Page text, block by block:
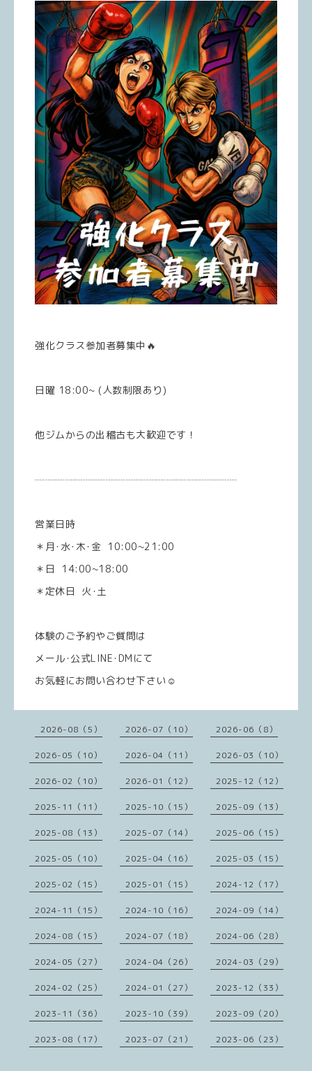
強化クラス参加者募集中🔥
日曜 18:00~ (人数制限あり)
他ジムからの出稽古も大歓迎です！
┈┈┈┈┈┈┈┈┈┈┈┈┈┈┈┈┈┈┈┈
営業日時
＊月･水･木･金 10:00~21:00
＊日 14:00~18:00
＊定休日 火･土
体験のご予約やご質問は
メール･公式LINE･DMにて
お気軽にお問い合わせ下さい☺️
2026-08（5） 2026-07（10） 2026-06（8）
2026-05（10） 2026-04（11） 2026-03（10）
2026-02（10） 2026-01（12） 2025-12（12）
2025-11（11） 2025-10（15） 2025-09（13）
2025-08（13） 2025-07（14） 2025-06（15）
2025-05（10） 2025-04（16） 2025-03（15）
2025-02（15） 2025-01（15） 2024-12（17）
2024-11（15） 2024-10（16） 2024-09（14）
2024-08（15） 2024-07（18） 2024-06（28）
2024-05（27） 2024-04（26） 2024-03（29）
2024-02（25） 2024-01（27） 2023-12（33）
2023-11（36） 2023-10（39） 2023-09（20）
2023-08（17） 2023-07（21） 2023-06（23）